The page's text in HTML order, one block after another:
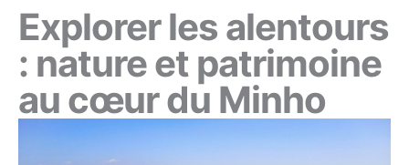
Explorer les alentours
: nature et patrimoine
au cœur du Minho